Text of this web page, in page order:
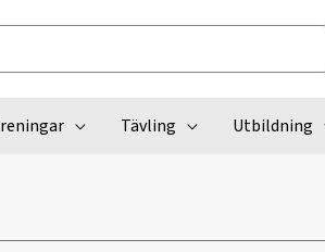
Tävling Utbildning